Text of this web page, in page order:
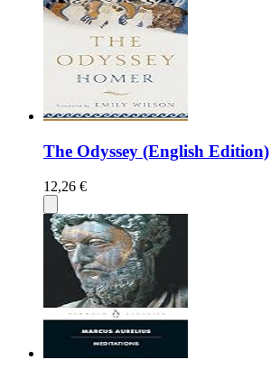
The Odyssey (English Edition)
12,26 €